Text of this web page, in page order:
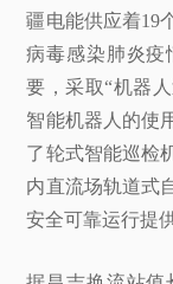
疆电能供应着19
病毒感染肺炎疫
要，采取“机器
智能机器人的使
了轮式智能巡检
内直流场轨道式
安全可靠运行提